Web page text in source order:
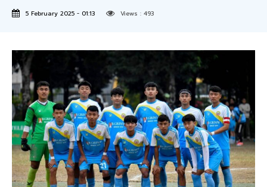
5 February 2025 - 01:13 Views : 493